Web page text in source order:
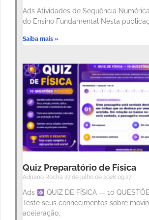
Ads Atividades de Sequência
do Ensino Fundamental Nesta
Saiba mais »
Quiz Preparatório de Física
Adriano Rocha 27 de julho de 2026 09:27
Ads
QUIZ DE FÍSICA — 10
Teste seus conhecimentos sobre
aceleração,